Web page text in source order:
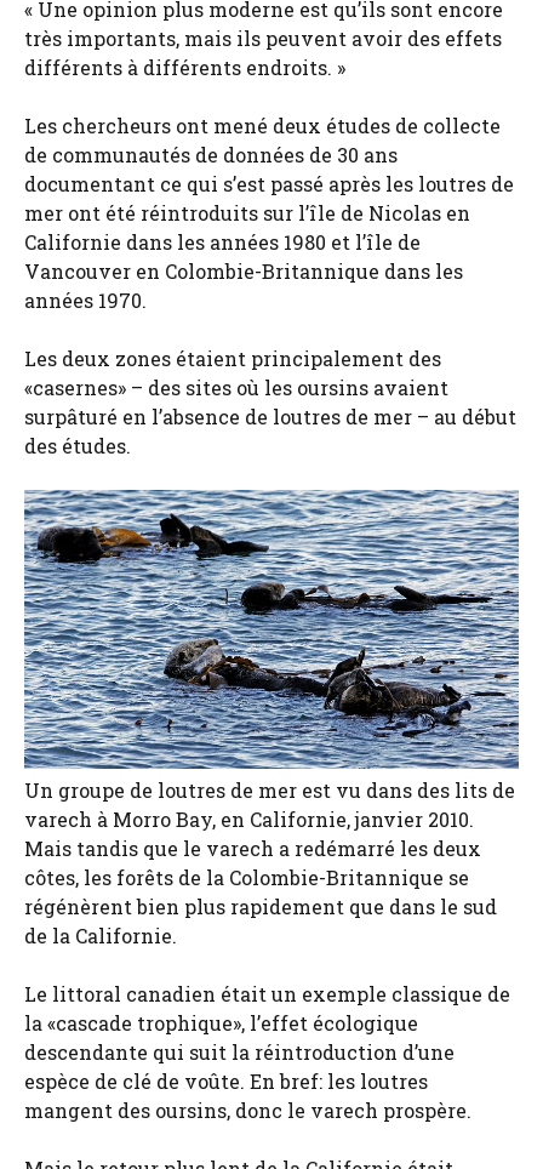
« Une opinion plus moderne est qu’ils sont encore
très importants, mais ils peuvent avoir des effets
différents à différents endroits. »
Les chercheurs ont mené deux études de collecte
de communautés de données de 30 ans
documentant ce qui s’est passé après les loutres de
mer ont été réintroduits sur l’île de Nicolas en
Californie dans les années 1980 et l’île de
Vancouver en Colombie-Britannique dans les
années 1970.
Les deux zones étaient principalement des
«casernes» – des sites où les oursins avaient
surpâturé en l’absence de loutres de mer – au début
des études.
Un groupe de loutres de mer est vu dans des lits de
varech à Morro Bay, en Californie, janvier 2010.
Mais tandis que le varech a redémarré les deux
côtes, les forêts de la Colombie-Britannique se
régénèrent bien plus rapidement que dans le sud
de la Californie.
Le littoral canadien était un exemple classique de
la «cascade trophique», l’effet écologique
descendante qui suit la réintroduction d’une
espèce de clé de voûte. En bref: les loutres
mangent des oursins, donc le varech prospère.